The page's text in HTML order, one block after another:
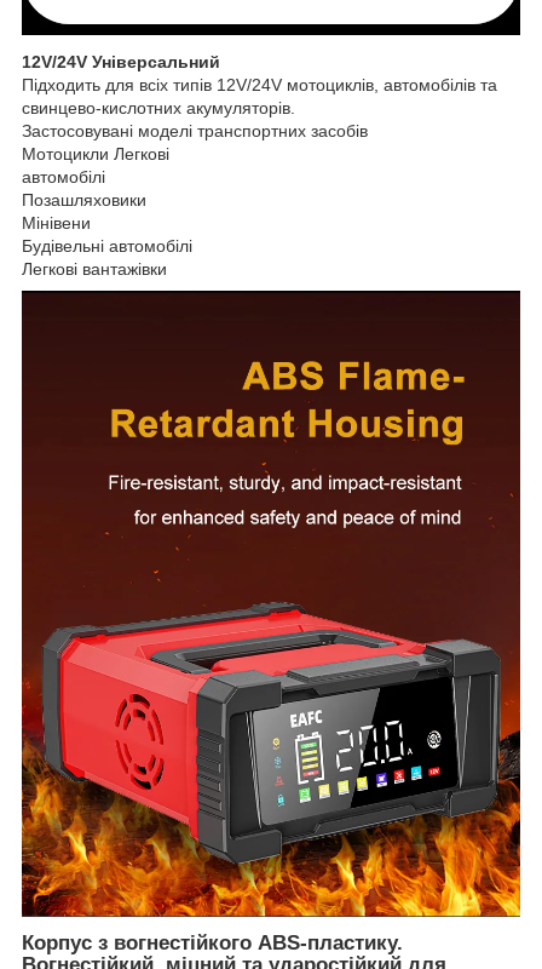
12V/24V Універсальний
Підходить для всіх типів 12V/24V мотоциклів, автомобілів та
свинцево-кислотних акумуляторів.
Застосовувані моделі транспортних засобів
Мотоцикли Легкові
автомобілі
Позашляховики
Мінівени
Будівельні автомобілі
Легкові вантажівки
Корпус з вогнестійкого ABS-пластику.